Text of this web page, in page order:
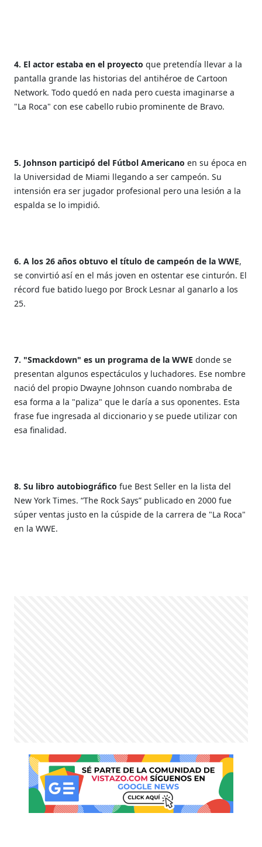
4. El actor estaba en el proyectoque pretendía llevar a la
pantalla grande las historias del antihéroe de Cartoon
Network. Todo quedó en nada pero cuesta imaginarse a
"La Roca" con ese cabello rubio prominente de Bravo.
5. Johnson participó del Fútbol Americanoen su época en
la Universidad de Miami llegando a ser campeón. Su
intensión era ser jugador profesional pero una lesión a la
espalda se lo impidió.
6. A los 26 años obtuvo el título de campeón de la WWE,
se convirtió así en el más joven en ostentar ese cinturón. El
récord fue batido luego por Brock Lesnar al ganarlo a los
25.
7. "Smackdown" es un programa de la WWEdonde se
presentan algunos espectáculos y luchadores. Ese nombre
nació del propio Dwayne Johnson cuando nombraba de
esa forma a la "paliza" que le daría a sus oponentes. Esta
frase fue ingresada al diccionario y se puede utilizar con
esa finalidad.
8. Su libro autobiográfico fue Best Seller en la lista del
New York Times. “The Rock Says” publicado en 2000 fue
súper ventas justo en la cúspide de la carrera de "La Roca"
en la WWE.